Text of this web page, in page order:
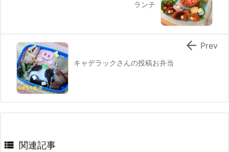
ランチ
キャデラックさんの投稿お弁当
 Prev
 関連記事